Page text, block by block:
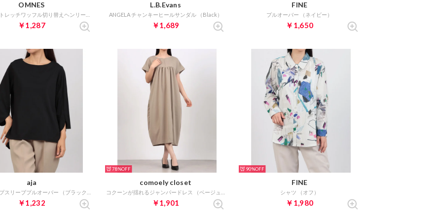
OMNES
￥1,287
L.B.Evans
ANGELA チャンキーヒールサンダル （Black）
￥1,689
FINE
プルオーバー （ネイビー）
￥1,650
aja
￥1,232
78%
comoely closet
￥1,901
90%
FINE
シャツ （オフ）
￥1,980